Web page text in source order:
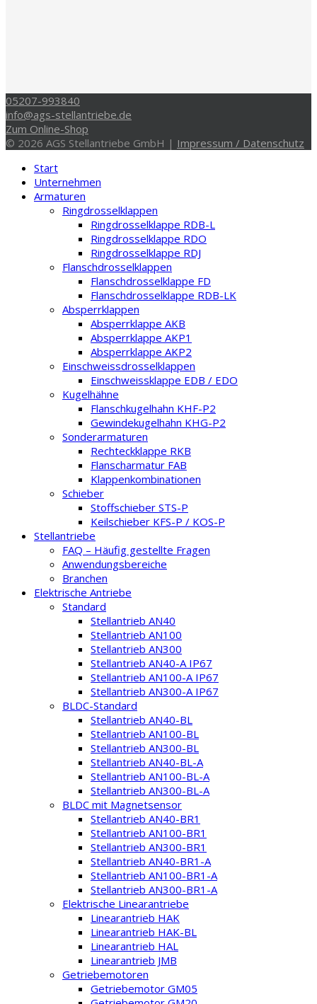
05207-993840
info@ags-stellantriebe.de
Zum Online-Shop
© 2026 AGS Stellantriebe GmbH | Impressum / Datenschutz
Start
Unternehmen
Armaturen
Ringdrosselklappen
Ringdrosselklappe RDB-L
Ringdrosselklappe RDO
Ringdrosselklappe RDJ
Flanschdrosselklappen
Flanschdrosselklappe FD
Flanschdrosselklappe RDB-LK
Absperrklappen
Absperrklappe AKB
Absperrklappe AKP1
Absperrklappe AKP2
Einschweissdrosselklappen
Einschweissklappe EDB / EDO
Kugelhähne
Flanschkugelhahn KHF-P2
Gewindekugelhahn KHG-P2
Sonderarmaturen
Rechteckklappe RKB
Flanscharmatur FAB
Klappenkombinationen
Schieber
Stoffschieber STS-P
Keilschieber KFS-P / KOS-P
Stellantriebe
FAQ – Häufig gestellte Fragen
Anwendungsbereiche
Branchen
Elektrische Antriebe
Standard
Stellantrieb AN40
Stellantrieb AN100
Stellantrieb AN300
Stellantrieb AN40-A IP67
Stellantrieb AN100-A IP67
Stellantrieb AN300-A IP67
BLDC-Standard
Stellantrieb AN40-BL
Stellantrieb AN100-BL
Stellantrieb AN300-BL
Stellantrieb AN40-BL-A
Stellantrieb AN100-BL-A
Stellantrieb AN300-BL-A
BLDC mit Magnetsensor
Stellantrieb AN40-BR1
Stellantrieb AN100-BR1
Stellantrieb AN300-BR1
Stellantrieb AN40-BR1-A
Stellantrieb AN100-BR1-A
Stellantrieb AN300-BR1-A
Elektrische Linearantriebe
Linearantrieb HAK
Linearantrieb HAK-BL
Linearantrieb HAL
Linearantrieb JMB
Getriebemotoren
Getriebemotor GM05